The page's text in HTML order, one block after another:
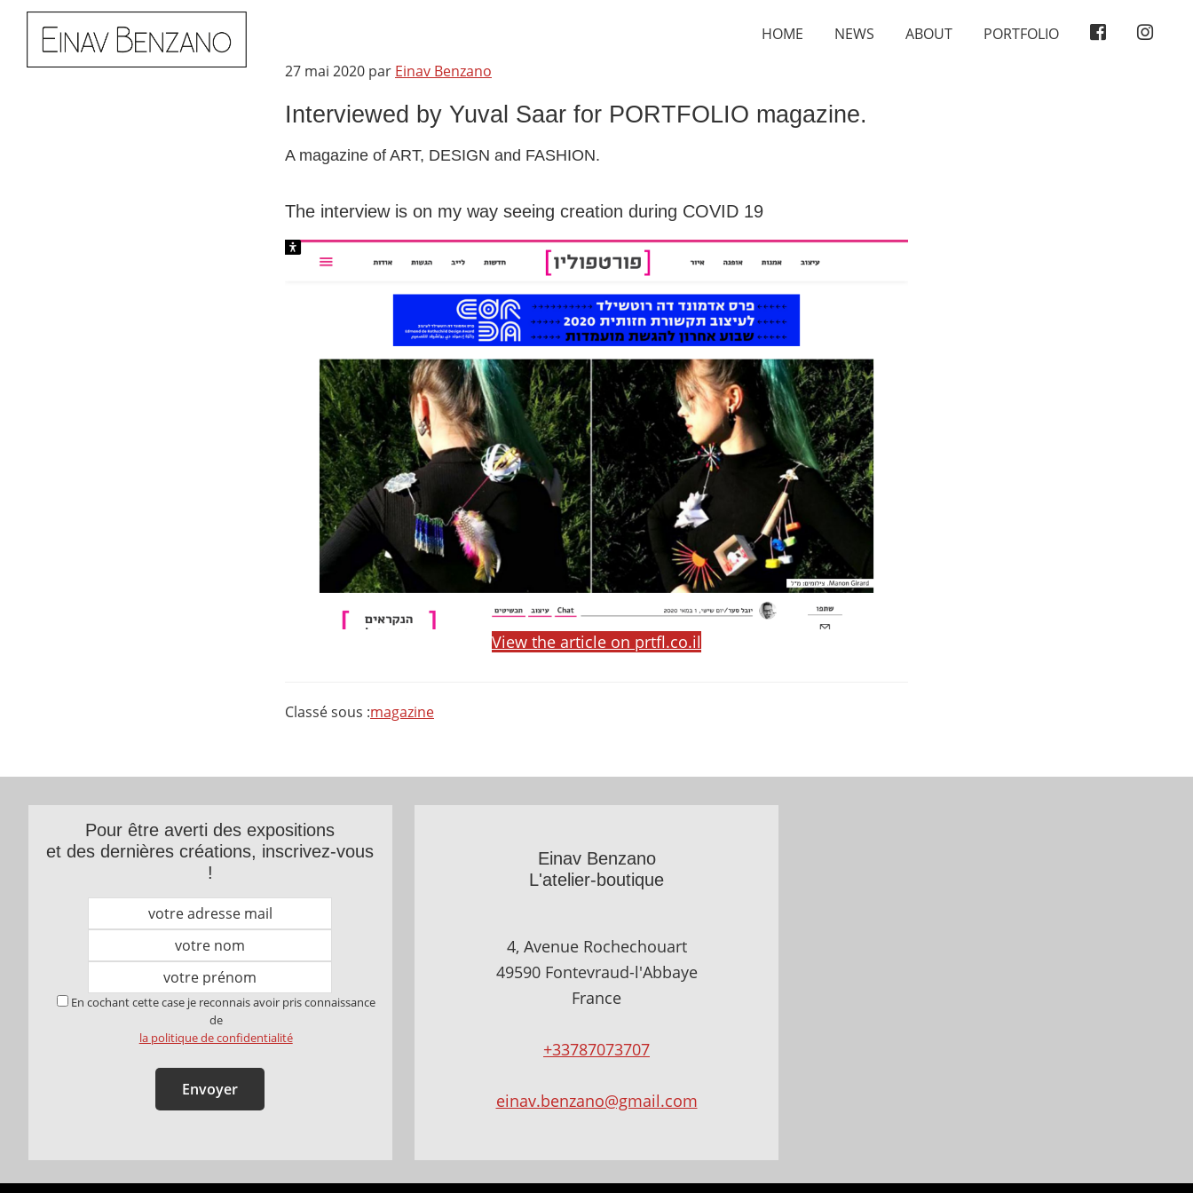
Passer
Passer
contenu
HOME NEWS ABOUT
PORTFOLIO
27 mai 2020 par Einav Benzano
Interviewed by Yuval Saar for PORTFOLIO magazine.
A magazine of ART, DESIGN and FASHION.
The interview is on my way seeing creation during COVID 19
View the article on prtfl.co.il
Classé sous :magazine
Pour être averti des expositions
et des dernières créations, inscrivez-vous
!
En cochant cette case je reconnais avoir pris connaissance
de
la politique de confidentialité
Einav Benzano
L'atelier-boutique
4, Avenue Rochechouart
49590 Fontevraud-l'Abbaye
France
+33787073707
einav.benzano@gmail.com